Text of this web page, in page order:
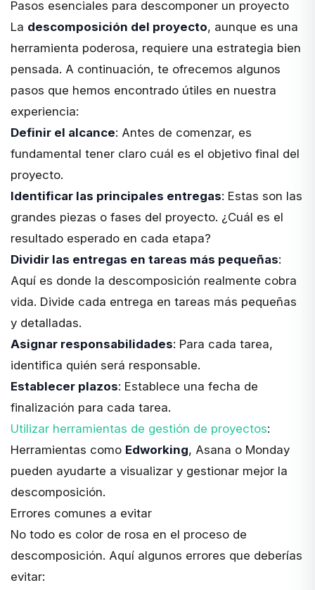
Pasos esenciales para descomponer un proyecto
La descomposición del proyecto, aunque es una
herramienta poderosa, requiere una estrategia bien
pensada. A continuación, te ofrecemos algunos
pasos que hemos encontrado útiles en nuestra
experiencia:
Definir el alcance: Antes de comenzar, es
fundamental tener claro cuál es el objetivo final del
proyecto.
Identificar las principales entregas: Estas son las
grandes piezas o fases del proyecto. ¿Cuál es el
resultado esperado en cada etapa?
Dividir las entregas en tareas más pequeñas:
Aquí es donde la descomposición realmente cobra
vida. Divide cada entrega en tareas más pequeñas
y detalladas.
Asignar responsabilidades: Para cada tarea,
identifica quién será responsable.
Establecer plazos: Establece una fecha de
finalización para cada tarea.
Utilizar herramientas de gestión de proyectos:
Herramientas como Edworking, Asana o Monday
pueden ayudarte a visualizar y gestionar mejor la
descomposición.
Errores comunes a evitar
No todo es color de rosa en el proceso de
descomposición. Aquí algunos errores que deberías
evitar: